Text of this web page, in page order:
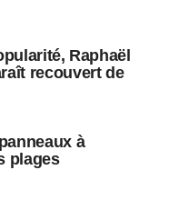
Raphaël
recouvert de
à
plages